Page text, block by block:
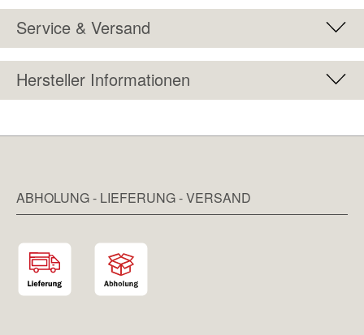
Service & Versand
Hersteller Informationen
ABHOLUNG - LIEFERUNG - VERSAND